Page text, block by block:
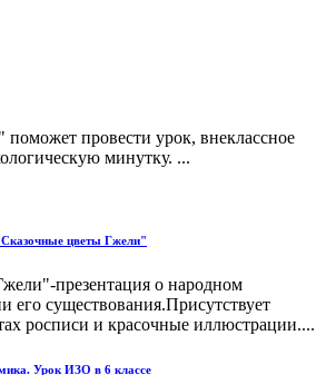
провести урок, внеклассное
минутку. ...
цветы Гжели"
презентация о народном
его существования.Присутствует
росписи и красочные иллюстрации....
Урок ИЗО в 6 классе